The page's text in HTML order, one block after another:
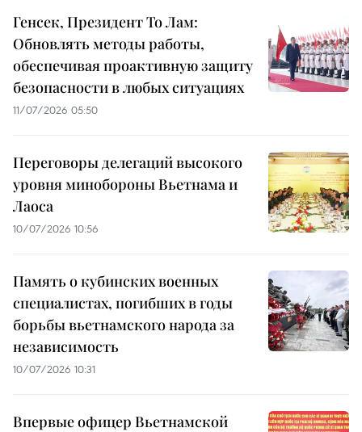
Генсек, Президент То Лам:
Обновлять методы работы,
обеспечивая проактивную защиту
безопасности в любых ситуациях
11/07/2026 05:50
Переговоры делегаций высокого
уровня минобороны Вьетнама и
Лаоса
10/07/2026 10:56
Память о кубинских военных
специалистах, погибших в годы
борьбы вьетнамского народа за
независимость
10/07/2026 10:31
Впервые офицер Вьетнамской